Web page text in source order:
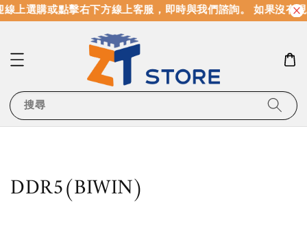
上選購或點擊右下方線上客服，即時與我們諮詢。 如果沒有
搜尋
DDR5(BIWIN)